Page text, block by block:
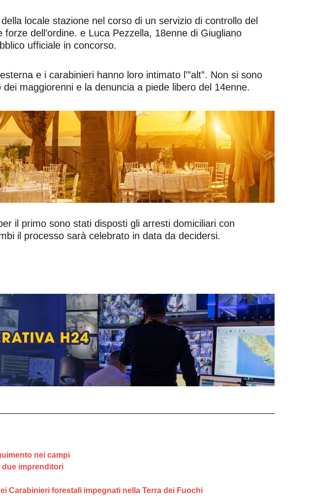
locale stazione nel corso di un servizio di controllo del
dell’ordine. e Luca Pezzella, 18enne di Giugliano
ufficiale in concorso.
e i carabinieri hanno loro intimato l’”alt”. Non si sono
maggiorenni e la denuncia a piede libero del 14enne.
il primo sono stati disposti gli arresti domiciliari con
il processo sarà celebrato in data da decidersi.
nei campi
due imprenditori
Carabinieri forestali impegnati nella Terra dei Fuochi